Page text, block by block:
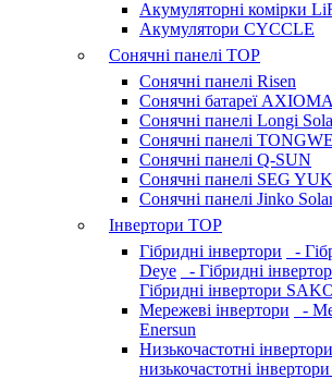
Акумуляторні комірки
Акумулятори CYCCLE
Сонячні панелі TOP
Сонячні панелі Risen
Сонячні батареї AXIOMA
Сонячні панелі Longi
Сонячні панелі
Сонячні панелі Q-SUN
Сонячні панелі SEG
Сонячні панелі Jinko
Інвертори TOP
Гібридні інвертори
-
Deye
- Гібридні
Гібридні інвертори
Мережеві інвертори
-
Enersun
Низькочастотні інвертори
низькочастотні